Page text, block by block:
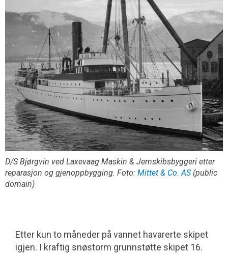
D/S Bjørgvin ved Laxevaag Maskin & Jernskibsbyggeri etter
reparasjon og gjenoppbygging. Foto: Mittet & Co. AS(public
domain)
Etter kun to måneder på vannet havarerte skipet
igjen. I kraftig snøstorm grunn­støtte skipet 16.